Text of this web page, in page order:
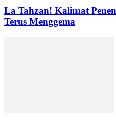
La Tahzan! Kalimat
Terus Menggema